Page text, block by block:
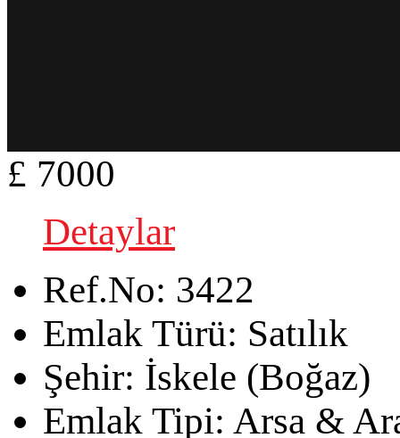
£ 7000
Detaylar
Ref.No: 3422
Emlak Türü: Satılık
Şehir: İskele (Boğaz)
Emlak Tipi: Arsa &